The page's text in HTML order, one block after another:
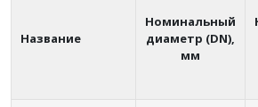
Название
Номинальный
диаметр (DN),
мм